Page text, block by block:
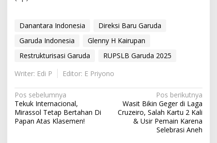
Danantara Indonesia
Direksi Baru Garuda
Garuda Indonesia
Glenny H Kairupan
Restrukturisasi Garuda
RUPSLB Garuda 2025
Writer: Edi P
Editor: E Priyono
N
a
v
Pos sebelumnya
Tekuk Internacional,
Mirassol Tetap Bertahan Di
Papan Atas Klasemen!
Pos berikutnya
Wasit Bikin Geger di Laga
Cruzeiro, Salah Kartu 2 Kali
& Usir Pemain Karena
Selebrasi Aneh